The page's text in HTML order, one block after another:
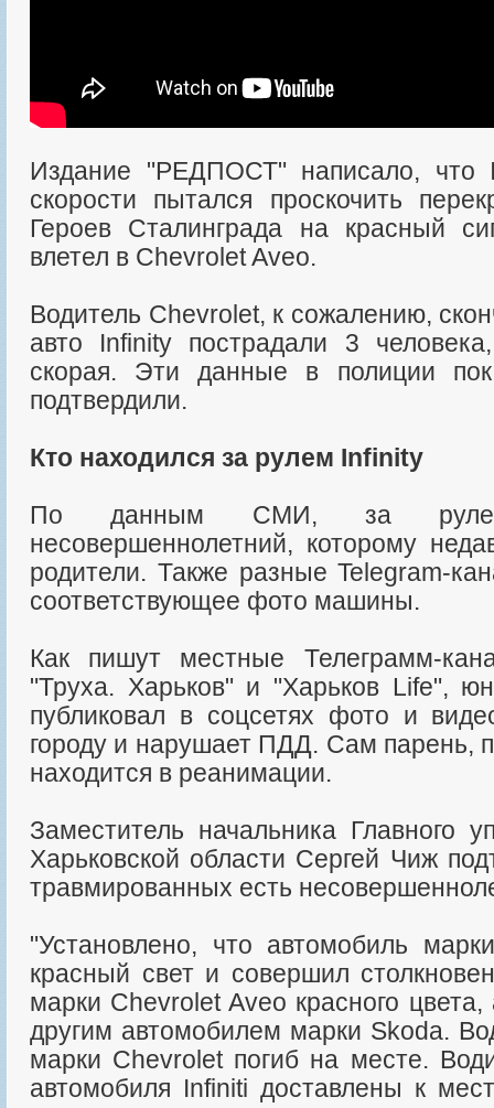
Издание "РЕДПОСТ" написало, что
скорости пытался проскочить
Героев Сталинграда на красный
влетел в Chevrolet Aveo.
Водитель Chevrolet, к сожалению,
авто Infinity пострадали 3
скорая. Эти данные в полиции
подтвердили.
Кто находился за рулем Infinity
По данным СМИ, за
несовершеннолетний, которому
родители. Также разные Telegram-
соответствующее фото машины.
Как пишут местные Телеграмм-
"Труха. Харьков" и "Харьков Life",
публиковал в соцсетях фото и
городу и нарушает ПДД. Сам парень,
находится в реанимации.
Заместитель начальника Главного
Харьковской области Сергей Чиж
травмированных есть
"Установлено, что автомобиль
красный свет и совершил
марки Chevrolet Aveo красного
другим автомобилем марки Skoda.
марки Chevrolet погиб на месте.
автомобиля Infiniti доставлены к